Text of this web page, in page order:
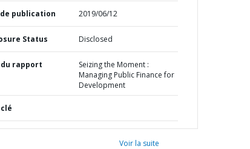
publication 2019/06/12
Status Disclosed
rapport
Seizing the Moment :
Managing Public Finance for
Development
Voir la suite